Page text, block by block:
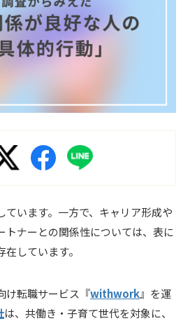
ています。一方で、キャリア形成や
トナーとの関係性については、表に
しています。
け転職サービス『withwork』を運
は、共働き・子育て世代を対象に、